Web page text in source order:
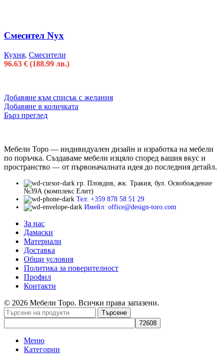
Смесител Nyx
Кухня, Смесители
96.63 € (188.99 лв.)
Добавяне към списък с желания
Добавяне в количката
Бърз преглед
Мебели Торо — индивидуален дизайн и изработка на мебели
по поръчка. Създаваме мебели изцяло според вашия вкус и
пространство — от първоначалната идея до последния детайл.
гр. Пловдив, жк. Тракия, бул. Освобождение
№39А (комплекс Елит)
Тел: +359 878 58 51 29
Имейл: office@design-toro.com
За нас
Дамаски
Материали
Доставка
Общи условия
Политика за поверителност
Профил
Контакти
© 2026 Мебели Торо. Всички права запазени.
Търсене
Меню
Категории